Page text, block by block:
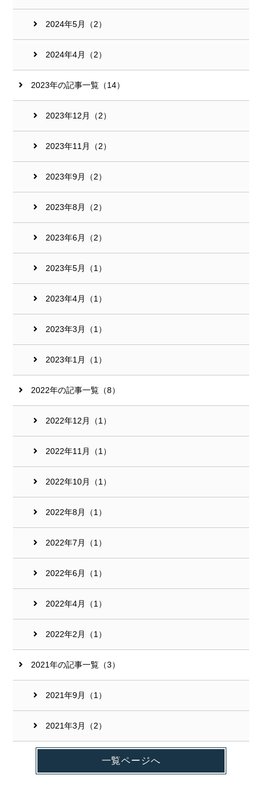
2024年5月（2）
2024年4月（2）
2023年の記事一覧（14）
2023年12月（2）
2023年11月（2）
2023年9月（2）
2023年8月（2）
2023年6月（2）
2023年5月（1）
2023年4月（1）
2023年3月（1）
2023年1月（1）
2022年の記事一覧（8）
2022年12月（1）
2022年11月（1）
2022年10月（1）
2022年8月（1）
2022年7月（1）
2022年6月（1）
2022年4月（1）
2022年2月（1）
2021年の記事一覧（3）
2021年9月（1）
2021年3月（2）
一覧ページへ